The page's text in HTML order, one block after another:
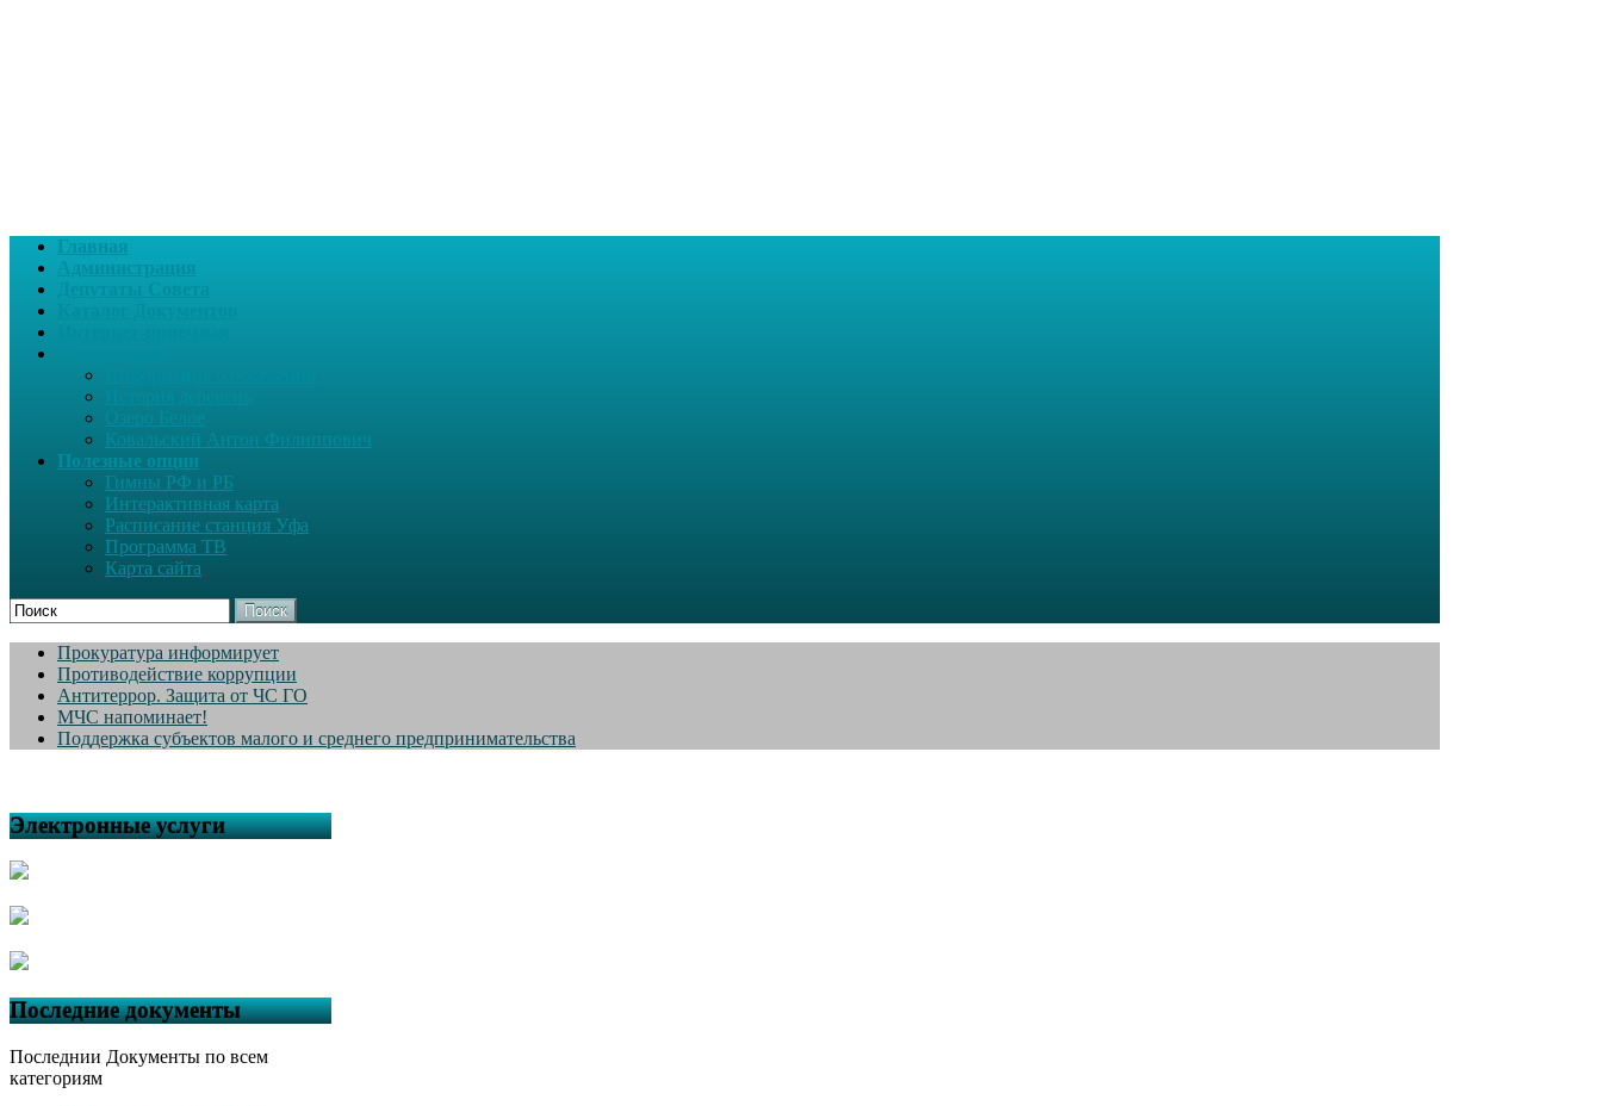
Главная
Администрация
Ковальский Антон Филиппович
Полезные опции
Гимны РФ и РБ
Интерактивная карта
Расписание станция Уфа
Программа ТВ
Карта сайта
Поиск
Прокуратура информирует
Противодействие коррупции
Антитеррор. Защита от ЧС ГО
МЧС напоминает!
Поддержка субъектов малого и среднего предпринимательства
Электронные услуги
Последние документы
Последнии Документы по всем
категориям